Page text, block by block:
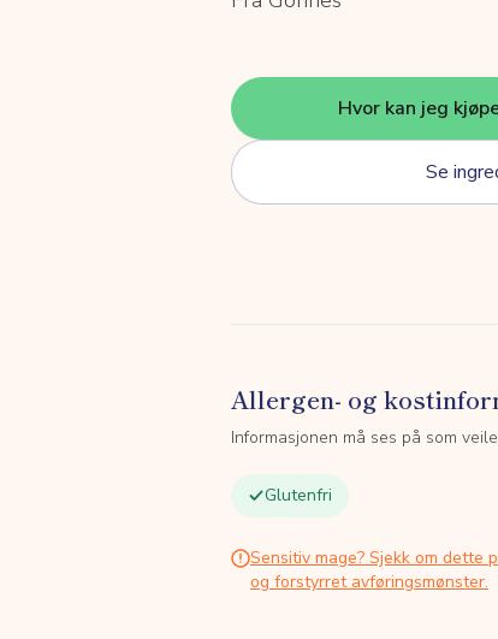
Hvor kan jeg
Se
Allergen- og
Informasjonen må ses på som
Glutenfri
Sensitiv mage? Sjekk om dette
og forstyrret avføringsmønster.